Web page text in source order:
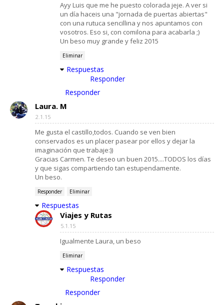
Ayy Luis que me he puesto colorada jeje. A ver si
un día haceis una "jornada de puertas abiertas"
con una rutuca sencillina y nos apuntamos con
vosotros. Eso si, con comilona para acabarla ;)
Un beso muy grande y feliz 2015
Eliminar
Respuestas
Responder
Responder
Laura. M
2.1.15
Me gusta el castillo,todos. Cuando se ven bien
conservados es un placer pasear por ellos y dejar la
imaginación que trabaje:))
Gracias Carmen. Te deseo un buen 2015....TODOS los días
y que sigas compartiendo tan estupendamente.
Un beso.
Responder Eliminar
Respuestas
Viajes y Rutas
5.1.15
Igualmente Laura, un beso
Eliminar
Respuestas
Responder
Responder